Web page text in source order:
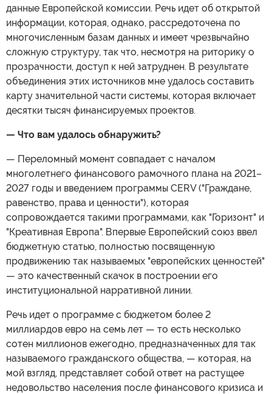
данные Европейской комиссии. Речь идет об открытой
информации, которая, однако, рассредоточена по
многочисленным базам данных и имеет чрезвычайно
сложную структуру, так что, несмотря на риторику о
прозрачности, доступ к ней затруднен. В результате
объединения этих источников мне удалось составить
карту значительной части системы, которая включает
десятки тысяч финансируемых проектов.
— Что вам удалось обнаружить?
— Переломный момент совпадает с началом
многолетнего финансового рамочного плана на 2021–
2027 годы и введением программы CERV ("Граждане,
равенство, права и ценности"), которая
сопровождается такими программами, как "Горизонт" и
"Креативная Европа". Впервые Европейский союз ввел
бюджетную статью, полностью посвященную
продвижению так называемых "европейских ценностей"
— это качественный скачок в построении его
институциональной нарративной линии.
Речь идет о программе с бюджетом более 2
миллиардов евро на семь лет — то есть несколько
сотен миллионов ежегодно, предназначенных для так
называемого гражданского общества, — которая, на
мой взгляд, представляет собой ответ на растущее
недовольство населения после финансового кризиса и